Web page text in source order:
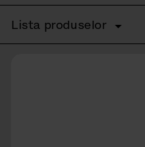
Lista produselor